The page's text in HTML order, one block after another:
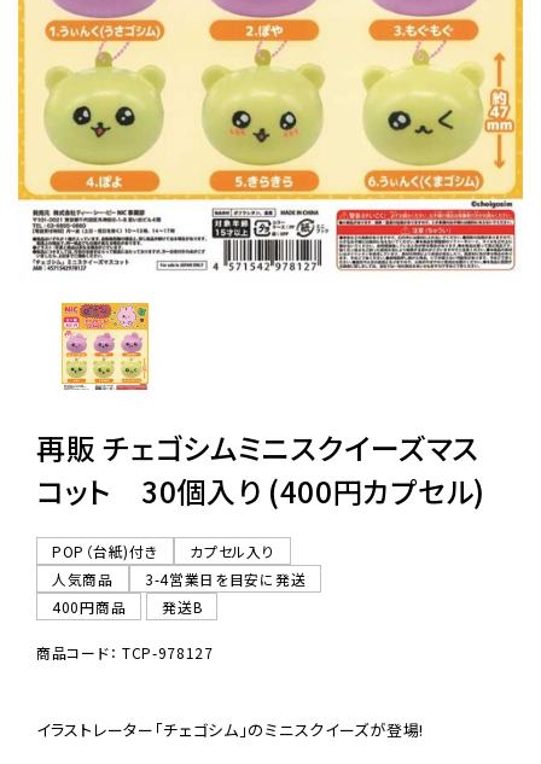
レンタル
景品・玩具・文具
販促用カプセルトイ
よくあるご質問
06-6282-7659
再販 チェゴシムミニスクイーズマス
コット 30個入り (400円カプセル)
POP（台紙)付き
カプセル入り
人気商品
3-4営業日を目安に発送
400円商品
発送B
商品コード： TCP-978127
イラストレーター「チェゴシム」のミニスクイーズが登場!